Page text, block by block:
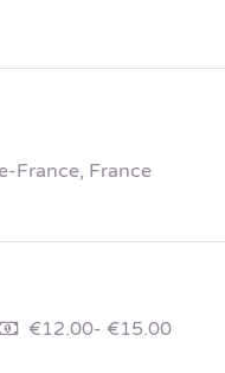
France, France
€12.00- €15.00